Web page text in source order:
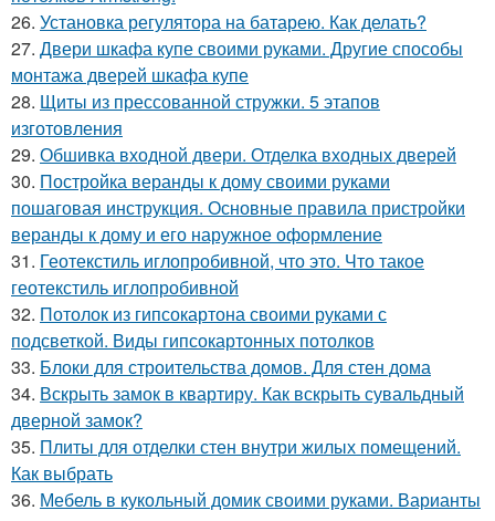
26. Установка регулятора на батарею. Как делать?
27. Двери шкафа купе своими руками. Другие способы
монтажа дверей шкафа купе
28. Щиты из прессованной стружки. 5 этапов
изготовления
29. Обшивка входной двери. Отделка входных дверей
30. Постройка веранды к дому своими руками
пошаговая инструкция. Основные правила пристройки
веранды к дому и его наружное оформление
31. Геотекстиль иглопробивной, что это. Что такое
геотекстиль иглопробивной
32. Потолок из гипсокартона своими руками с
подсветкой. Виды гипсокартонных потолков
33. Блоки для строительства домов. Для стен дома
34. Вскрыть замок в квартиру. Как вскрыть сувальдный
дверной замок?
35. Плиты для отделки стен внутри жилых помещений.
Как выбрать
36. Мебель в кукольный домик своими руками. Варианты